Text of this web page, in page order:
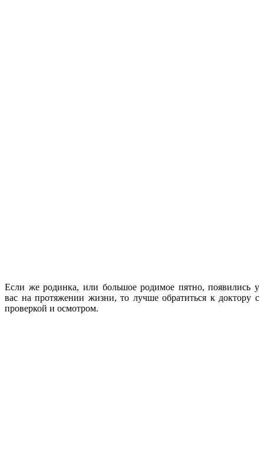
Если же родинка, или большое родимое пятно, появились у
вас на протяжении жизни, то лучше обратиться к доктору с
проверкой и осмотром.